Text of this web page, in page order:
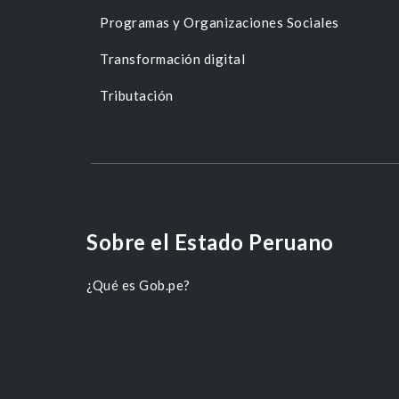
Programas y Organizaciones Sociales
Transformación digital
Tributación
Sobre el Estado Peruano
¿Qué es Gob.pe?